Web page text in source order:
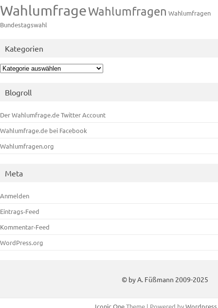
WahlumfrageWahlumfragen Wahlumfragen
Bundestagswahl
Kategorien
Kategorien
Blogroll
Der Wahlumfrage.de Twitter Account
Wahlumfrage.de bei Facebook
Wahlumfragen.org
Meta
Anmelden
Eintrags-Feed
Kommentar-Feed
WordPress.org
© by A. Füßmann 2009-2025
Iconic OneTheme | Powered byWordpress